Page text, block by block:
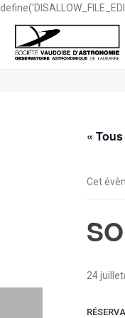
«
Cet
24